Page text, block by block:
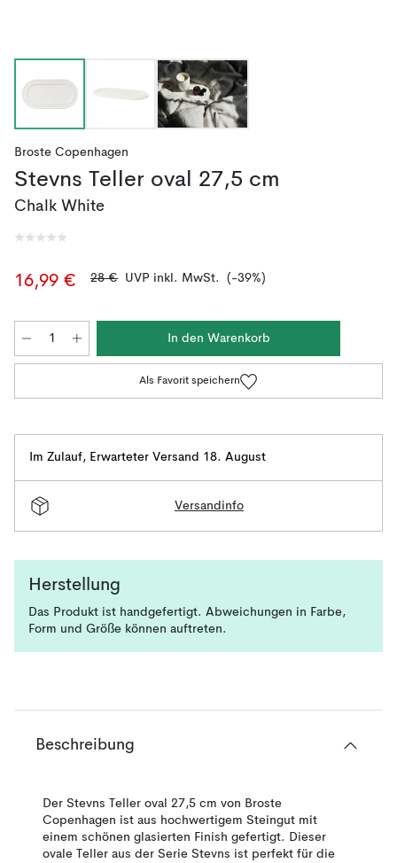
Broste Copenhagen
Stevns Teller oval 27,5 cm
Chalk White
16,99 € 28 € UVP inkl. MwSt. (-39%)
In den Warenkorb
Als Favorit speichern
Im Zulauf, Erwarteter Versand 18. August
Versandinfo
Herstellung
Das Produkt ist handgefertigt. Abweichungen in Farbe,
Form und Größe können auftreten.
Beschreibung
Der Stevns Teller oval 27,5 cm von Broste
Copenhagen ist aus hochwertigem Steingut mit
einem schönen glasierten Finish gefertigt. Dieser
ovale Teller aus der Serie Stevns ist perfekt für die